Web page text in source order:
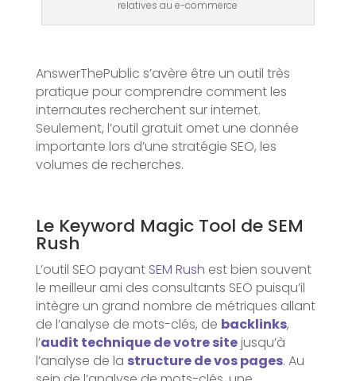
relatives au e-commerce
AnswerThePublic s’avère être un outil très
pratique pour comprendre comment les
internautes recherchent sur internet.
Seulement, l’outil gratuit omet une donnée
importante lors d’une stratégie SEO, les
volumes de recherches.
Le Keyword Magic Tool de SEM
Rush
L’outil SEO payant SEM Rush est bien souvent
le meilleur ami des consultants SEO puisqu’il
intègre un grand nombre de métriques allant
de l’analyse de mots-clés, de backlinks,
l’audit technique de votre sitejusqu’à
l’analyse de la structure de vos pages. Au